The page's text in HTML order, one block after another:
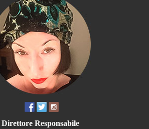
Direttore Responsabile